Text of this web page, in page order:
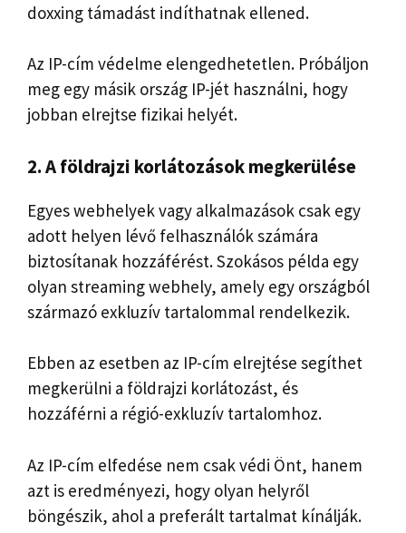
doxxing támadást indíthatnak ellened.
Az IP-cím védelme elengedhetetlen. Próbáljon
meg egy másik ország IP-jét használni, hogy
jobban elrejtse fizikai helyét.
2. A földrajzi korlátozások megkerülése
Egyes webhelyek vagy alkalmazások csak egy
adott helyen lévő felhasználók számára
biztosítanak hozzáférést. Szokásos példa egy
olyan streaming webhely, amely egy országból
származó exkluzív tartalommal rendelkezik.
Ebben az esetben az IP-cím elrejtése segíthet
megkerülni a földrajzi korlátozást, és
hozzáférni a régió-exkluzív tartalomhoz.
Az IP-cím elfedése nem csak védi Önt, hanem
azt is eredményezi, hogy olyan helyről
böngészik, ahol a preferált tartalmat kínálják.